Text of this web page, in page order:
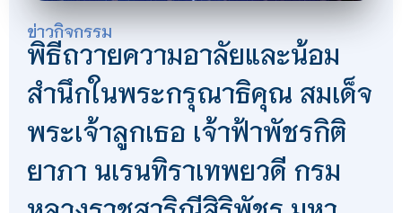
ข่าวกิจกรรม
พิธีถวายความอาลัยและน้อม
สำนึกในพระกรุณาธิคุณ สมเด็จ
พระเจ้าลูกเธอ เจ้าฟ้าพัชรกิติ
ยาภา นเรนทิราเทพยวดี กรม